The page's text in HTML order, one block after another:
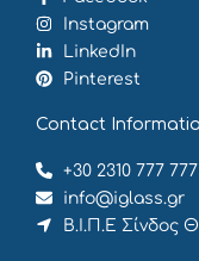
Instagram
LinkedIn
Pinterest
Contact
+30 2310 777 777
info@iglass.gr
Β.Ι.Π.Ε Σίνδος